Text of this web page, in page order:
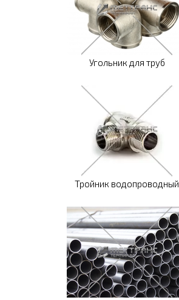
Угольник для труб
Тройник водопроводный